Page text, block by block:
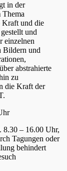
in der
Thema
und die
und
einzelnen
Bildern und
abstrahierte
zu
die Kraft der
8.30 – 16.00 Uhr,
Tagungen oder
behindert